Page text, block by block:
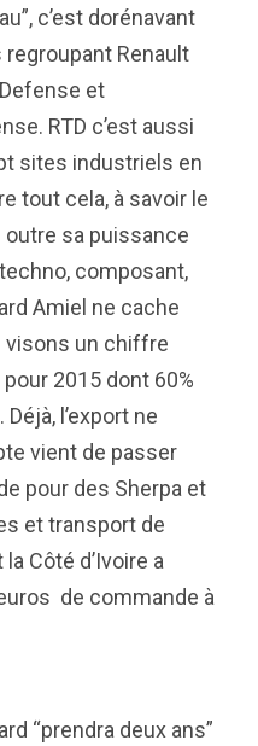
c’est dorénavant
Renault
et
RTD c’est aussi
sites industriels en
tout cela, à savoir le
outre sa puissance
composant,
Amiel ne cache
visons un chiffre
2015 dont 60%
l’export ne
vient de passer
pour des Sherpa et
et transport de
Côté d’Ivoire a
de commande à
“prendra deux ans”